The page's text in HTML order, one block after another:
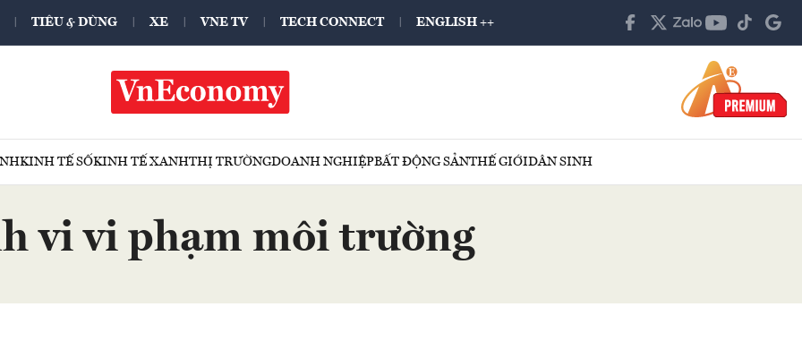
TIÊU & DÙNG XE VNE TV TECH CONNECT ENGLISH ++
KINH TẾ SỐKINH TẾ XANHTHỊ TRƯỜNGDOANH NGHIỆPBẤT ĐỘNG SẢNTHẾ GIỚIDÂN SINH
vi vi phạm môi trường